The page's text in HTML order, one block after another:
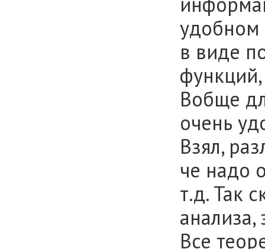
удобном
в виде
функций,
Вобще
очень
Взял,
че надо
т.д. Так
анализа,
Все